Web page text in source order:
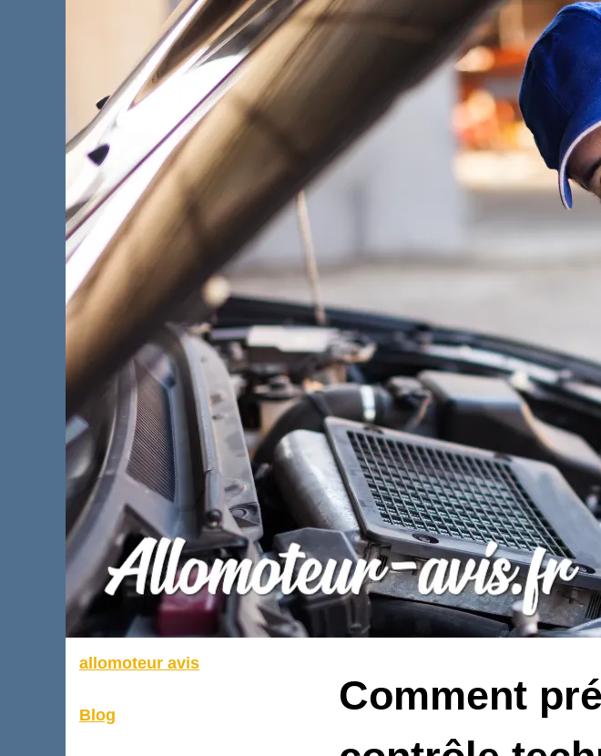
Comment
allomoteur avis
Blog